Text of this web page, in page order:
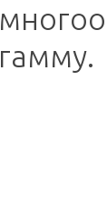
гамму.